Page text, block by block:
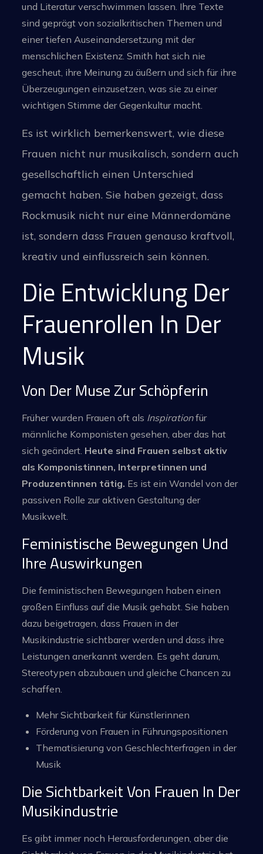
und Literatur verschwimmen lassen. Ihre Texte
sind geprägt von sozialkritischen Themen und
einer tiefen Auseinandersetzung mit der
menschlichen Existenz. Smith hat sich nie
gescheut, ihre Meinung zu äußern und sich für ihre
Überzeugungen einzusetzen, was sie zu einer
wichtigen Stimme der Gegenkultur macht.
Es ist wirklich bemerkenswert, wie diese
Frauen nicht nur musikalisch, sondern auch
gesellschaftlich einen Unterschied
gemacht haben. Sie haben gezeigt, dass
Rockmusik nicht nur eine Männerdomäne
ist, sondern dass Frauen genauso kraftvoll,
kreativ und einflussreich sein können.
Die Entwicklung Der
Frauenrollen In Der
Musik
Von Der Muse Zur Schöpferin
Früher wurden Frauen oft als Inspirationfür
männliche Komponisten gesehen, aber das hat
sich geändert. Heute sind Frauen selbst aktiv
als Komponistinnen, Interpretinnen und
Produzentinnen tätig. Es ist ein Wandel von der
passiven Rolle zur aktiven Gestaltung der
Musikwelt.
Feministische Bewegungen Und
Ihre Auswirkungen
Die feministischen Bewegungen haben einen
großen Einfluss auf die Musik gehabt. Sie haben
dazu beigetragen, dass Frauen in der
Musikindustrie sichtbarer werden und dass ihre
Leistungen anerkannt werden. Es geht darum,
Stereotypen abzubauen und gleiche Chancen zu
schaffen.
Mehr Sichtbarkeit für Künstlerinnen
Förderung von Frauen in Führungspositionen
Thematisierung von Geschlechterfragen in der
Musik
Die Sichtbarkeit Von Frauen In Der
Musikindustrie
Es gibt immer noch Herausforderungen, aber die